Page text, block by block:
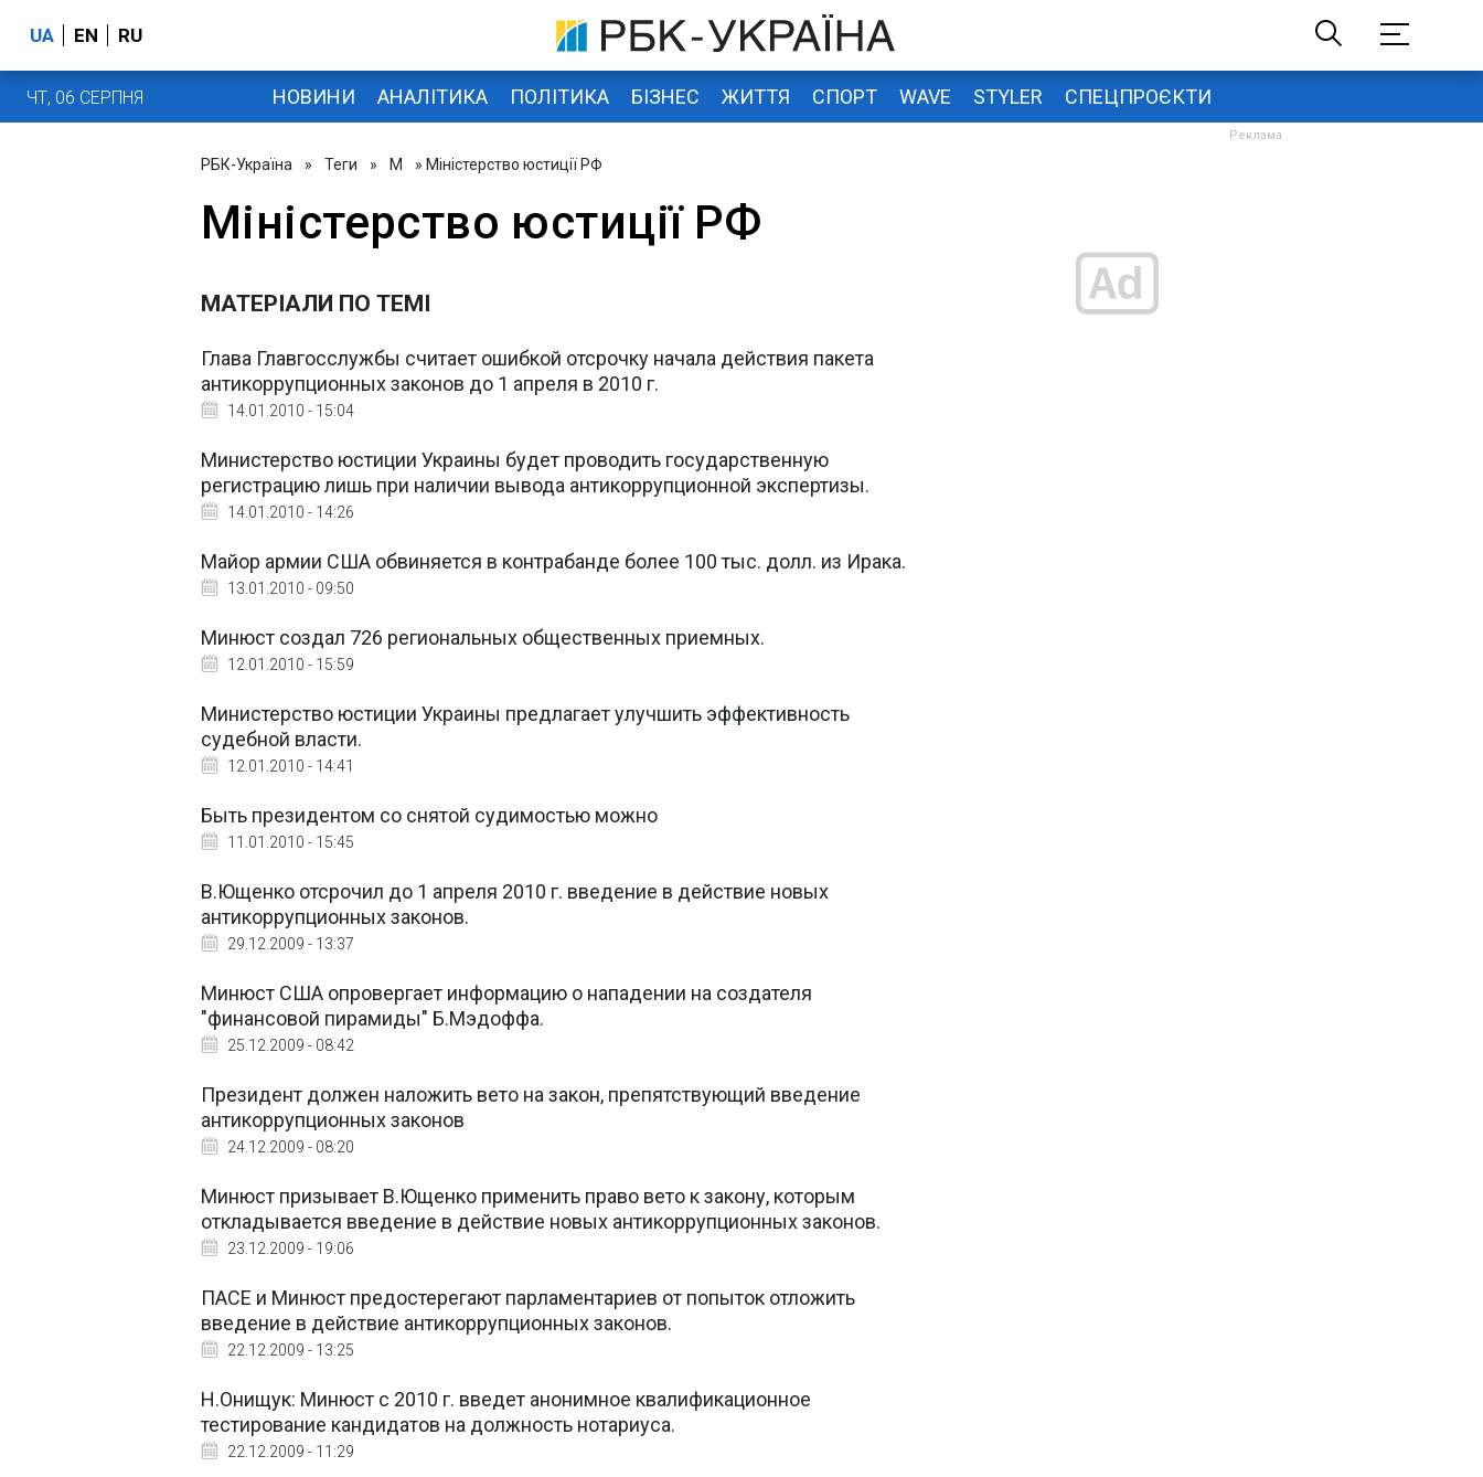
UA EN RU
ЧТ, 06 СЕРПНЯ НОВИНИ АНАЛІТИКА ПОЛІТИКА БІЗНЕС ЖИТТЯ СПОРТ WAVE STYLER СПЕЦПРОЄКТИ
РБК-Україна » Теги » М » Міністерство юстиції РФ
Міністерство юстиції РФ
МАТЕРІАЛИ ПО ТЕМІ
Глава Главгосслужбы считает ошибкой отсрочку начала действия пакета
антикоррупционных законов до 1 апреля в 2010 г.
14.01.2010 - 15:04
Министерство юстиции Украины будет проводить государственную
регистрацию лишь при наличии вывода антикоррупционной экспертизы.
14.01.2010 - 14:26
Майор армии США обвиняется в контрабанде более 100 тыс. долл. из Ирака.
13.01.2010 - 09:50
Минюст создал 726 региональных общественных приемных.
12.01.2010 - 15:59
Министерство юстиции Украины предлагает улучшить эффективность
судебной власти.
12.01.2010 - 14:41
Быть президентом со снятой судимостью можно
11.01.2010 - 15:45
В.Ющенко отсрочил до 1 апреля 2010 г. введение в действие новых
антикоррупционных законов.
29.12.2009 - 13:37
Минюст США опровергает информацию о нападении на создателя
"финансовой пирамиды" Б.Мэдоффа.
25.12.2009 - 08:42
Президент должен наложить вето на закон, препятствующий введение
антикоррупционных законов
24.12.2009 - 08:20
Минюст призывает В.Ющенко применить право вето к закону, которым
откладывается введение в действие новых антикоррупционных законов.
23.12.2009 - 19:06
ПАСЕ и Минюст предостерегают парламентариев от попыток отложить
введение в действие антикоррупционных законов.
22.12.2009 - 13:25
Н.Онищук: Минюст с 2010 г. введет анонимное квалификационное
тестирование кандидатов на должность нотариуса.
22.12.2009 - 11:29